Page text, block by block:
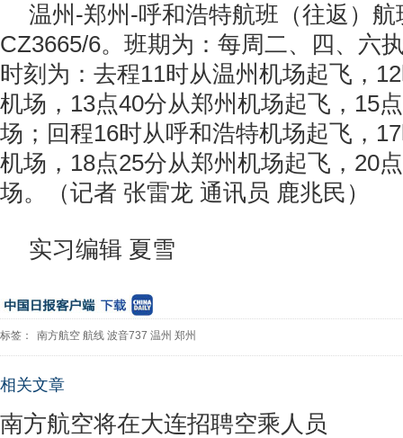
温州-郑州-呼和浩特航班（往返）航
CZ3665/6。班期为：每周二、四、六
时刻为：去程11时从温州机场起飞，
机场，13点40分从郑州机场起飞，15
场；回程16时从呼和浩特机场起飞，
机场，18点25分从郑州机场起飞，20
场。（记者 张雷龙 通讯员 鹿兆民）
实习编辑 夏雪
标签： 南方航空 航线 波音737 温州 郑州
相关文章
南方航空将在大连招聘空乘人员